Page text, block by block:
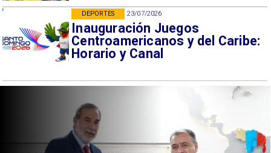
23/07/2026
Inauguración Juegos
Centroamericanos y del Caribe:
Horario y Canal
DEPORTES